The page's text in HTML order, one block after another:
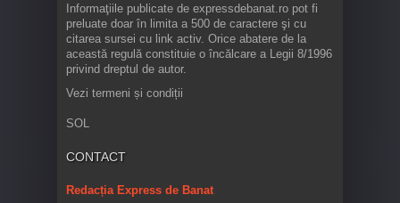
Informaţiile publicate de expressdebanat.ro pot fi
preluate doar în limita a 500 de caractere şi cu
citarea sursei cu link activ. Orice abatere de la
această regulă constituie o încălcare a Legii 8/1996
privind dreptul de autor.
Vezi termeni și condiții
SOL
CONTACT
Redacția Express de Banat